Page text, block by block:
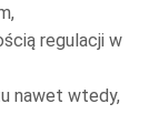
regulacji w
nawet wtedy,